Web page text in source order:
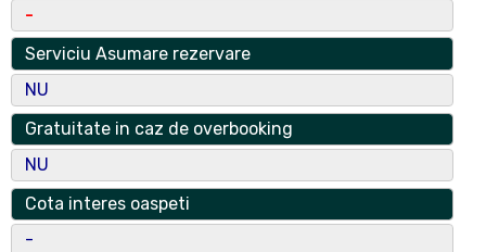
Judet
Bucuresti
Tip Operator Economic
Societate cu Raspundere Limitata
Operator Economic
-
Serviciu Asumare rezervare
NU
Gratuitate in caz de overbooking
NU
Cota interes oaspeti
-